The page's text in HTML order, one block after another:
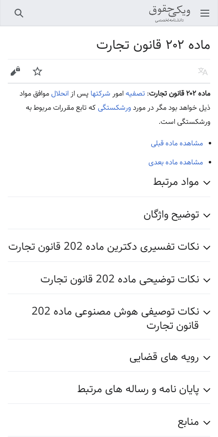
باز کردن منو اصلی جستجو
ماده ۲۰۲ قانون تجارت
زبان پیگیری ویرایش
ماده ۲۰۲ قانون تجارت : تصفیهامور شرکتها پس ازانحلالموافق مواد
ذیل خواهد بود مگر در موردورشکستگیکه تابع مقررات مربوط به
ورشکستگی است.
مشاهده ماده قبلی
مشاهده ماده بعدی
مواد مرتبط
توضیح واژگان
نکات تفسیری دکترین ماده 202 قانون تجارت
نکات توضیحی ماده 202 قانون تجارت
نکات توصیفی هوش مصنوعی ماده 202
قانون تجارت
رویه های قضایی
پایان نامه و رساله های مرتبط
منابع